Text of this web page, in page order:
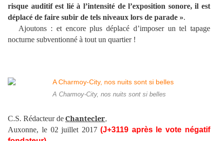
risque auditif est lié à l’intensité de l’exposition sonore, il est
déplacé de faire subir de tels niveaux lors de parade ».
Ajoutons : et encore plus déplacé d’imposer un tel tapage
nocturne subventionné à tout un quartier !
A Charmoy-City, nos nuits sont si belles
C.S. Rédacteur deChantecler,
Auxonne, le 02 juillet 2017 (J+3119 après le vote négatif